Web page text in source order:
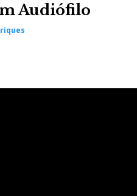
Audiófilo